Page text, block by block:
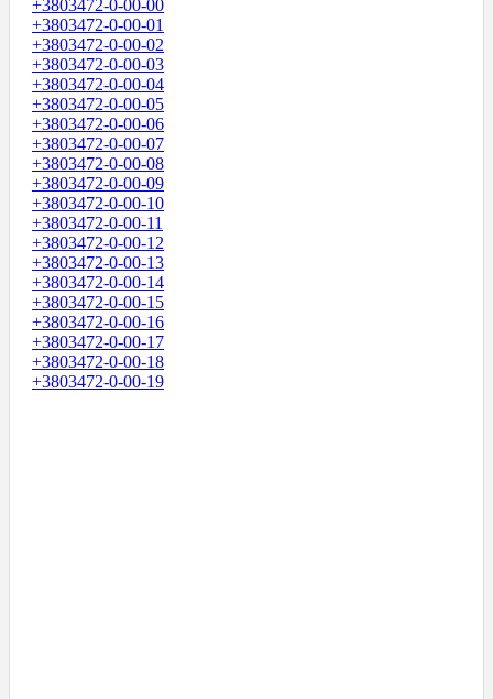
+3803472-0-00-00
+3803472-0-00-01
+3803472-0-00-02
+3803472-0-00-03
+3803472-0-00-04
+3803472-0-00-05
+3803472-0-00-06
+3803472-0-00-07
+3803472-0-00-08
+3803472-0-00-09
+3803472-0-00-10
+3803472-0-00-11
+3803472-0-00-12
+3803472-0-00-13
+3803472-0-00-14
+3803472-0-00-15
+3803472-0-00-16
+3803472-0-00-17
+3803472-0-00-18
+3803472-0-00-19